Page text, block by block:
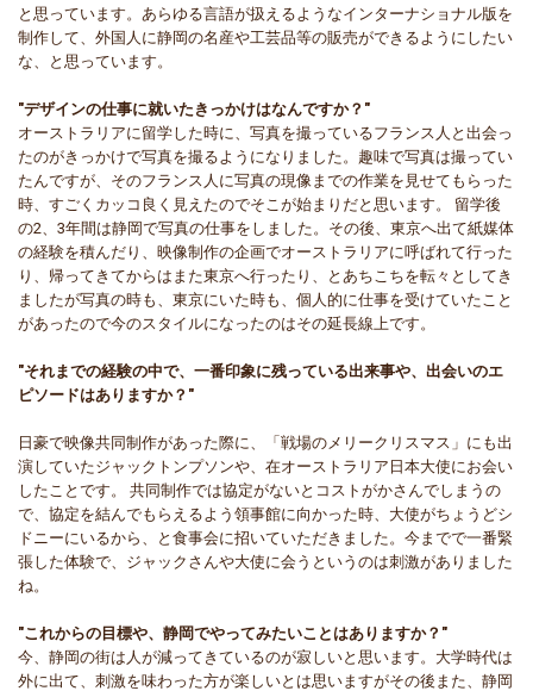
と思っています。あらゆる言語が扱えるようなインターナショナル版を
制作して、外国人に静岡の名産や工芸品等の販売ができるようにしたい
な、と思っています。
"デザインの仕事に就いたきっかけはなんですか？"
オーストラリアに留学した時に、写真を撮っているフランス人と出会っ
たのがきっかけで写真を撮るようになりました。趣味で写真は撮ってい
たんですが、そのフランス人に写真の現像までの作業を見せてもらった
時、すごくカッコ良く見えたのでそこが始まりだと思います。 留学後
の2、3年間は静岡で写真の仕事をしました。その後、東京へ出て紙媒体
の経験を積んだり、映像制作の企画でオーストラリアに呼ばれて行った
り、帰ってきてからはまた東京へ行ったり、とあちこちを転々としてき
ましたが写真の時も、東京にいた時も、個人的に仕事を受けていたこと
があったので今のスタイルになったのはその延長線上です。
"それまでの経験の中で、一番印象に残っている出来事や、出会いのエ
ピソードはありますか？"
日豪で映像共同制作があった際に、「戦場のメリークリスマス」にも出
演していたジャックトンプソンや、在オーストラリア日本大使にお会い
したことです。 共同制作では協定がないとコストがかさんでしまうの
で、協定を結んでもらえるよう領事館に向かった時、大使がちょうどシ
ドニーにいるから、と食事会に招いていただきました。今までで一番緊
張した体験で、ジャックさんや大使に会うというのは刺激がありました
ね。
"これからの目標や、静岡でやってみたいことはありますか？"
今、静岡の街は人が減ってきているのが寂しいと思います。大学時代は
外に出て、刺激を味わった方が楽しいとは思いますがその後また、静岡